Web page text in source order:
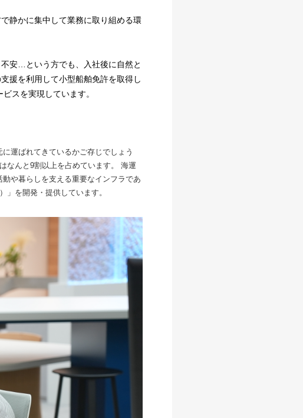
静かに集中して業務に取り組める環
安…という方でも、入社後に自然と
援を利用して小型船舶免許を取得し
スを実現しています。
運ばれてきているかご存じでしょう
なんと9割以上を占めています。 海運
や暮らしを支える重要なインフラであ
」を開発・提供しています。